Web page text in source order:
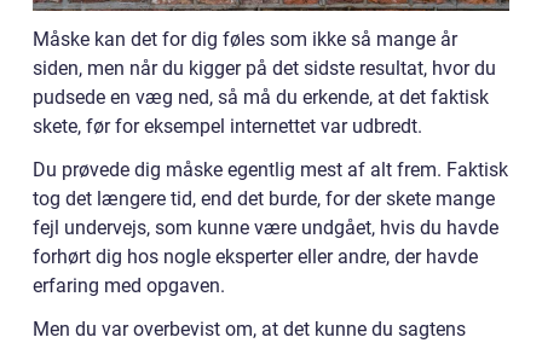
Måske kan det for dig føles som ikke så mange år
siden, men når du kigger på det sidste resultat, hvor du
pudsede en væg ned, så må du erkende, at det faktisk
skete, før for eksempel internettet var udbredt.
Du prøvede dig måske egentlig mest af alt frem. Faktisk
tog det længere tid, end det burde, for der skete mange
fejl undervejs, som kunne være undgået, hvis du havde
forhørt dig hos nogle eksperter eller andre, der havde
erfaring med opgaven.
Men du var overbevist om, at det kunne du sagtens